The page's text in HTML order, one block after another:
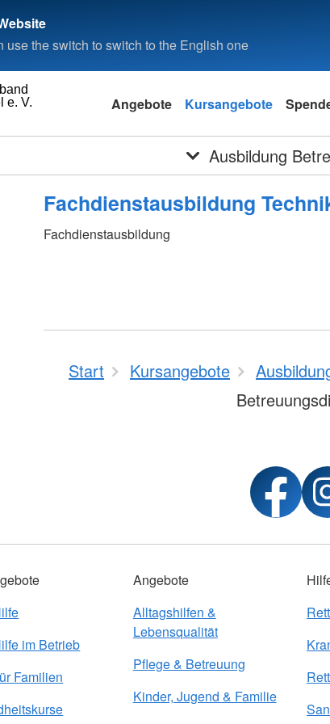
the switch to switch to the English one
e. V. Angebote Kursangebote
Ausbildung
Fachdienstausbildung
Fachdienstausbildung
Start Kursangebote
im Betrieb
Familien
Angebote
Alltagshilfen &
Lebensqualität
Pflege & Betreuung
Kinder, Jugend & Familie